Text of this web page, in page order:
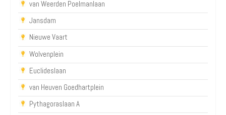
van Weerden Poelmanlaan
Jansdam
Nieuwe Vaart
Wolvenplein
Euclideslaan
van Heuven Goedhartplein
Pythagoraslaan A